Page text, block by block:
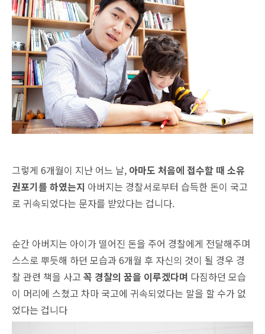
그렇게 6개월이 지난 어느 날, 아마도 처음에 접수할 때 소유
권포기를 하였는지 아버지는 경찰서로부터 습득한 돈이 국고
로 귀속되었다는 문자를 받았다는 겁니다.
순간 아버지는 아이가 떨어진 돈을 주어 경찰에게 전달해주며
스스로 뿌듯해 하던 모습과 6개월 후 자신의 것이 될 경우 경
찰 관련 책을 사고 꼭 경찰의 꿈을 이루겠다며 다짐하던 모습
이 머리에 스쳤고 차마 국고에 귀속되었다는 말을 할 수가 없
었다는 겁니다